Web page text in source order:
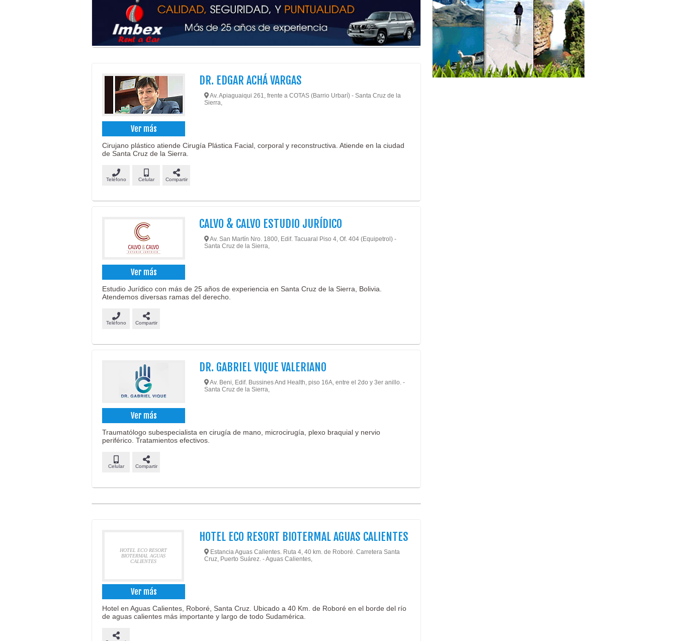
Ver más
DR. EDGAR ACHÁ VARGAS
Av. Apiaguaiqui 261, frente a COTAS (Barrio Urbarí) - Santa Cruz de la
Sierra,
Cirujano plástico atiende Cirugía Plástica Facial, corporal y reconstructiva. Atiende en la ciudad
de Santa Cruz de la Sierra.
Teléfono Celular Compartir
Ver más
CALVO & CALVO ESTUDIO JURÍDICO
Av. San Martín Nro. 1800, Edif. Tacuaral Piso 4, Of. 404 (Equipetrol) -
Santa Cruz de la Sierra,
Estudio Jurídico con más de 25 años de experiencia en Santa Cruz de la Sierra, Bolivia.
Atendemos diversas ramas del derecho.
Teléfono Compartir
Ver más
DR. GABRIEL VIQUE VALERIANO
Av. Beni, Edif. Bussines And Health, piso 16A, entre el 2do y 3er anillo. -
Santa Cruz de la Sierra,
Traumatólogo subespecialista en cirugía de mano, microcirugía, plexo braquial y nervio
periférico. Tratamientos efectivos.
Celular Compartir
HOTEL ECO RESORT
BIOTERMAL AGUAS
CALIENTES
Ver más
HOTEL ECO RESORT BIOTERMAL AGUAS CALIENTES
Estancia Aguas Calientes. Ruta 4, 40 km. de Roboré. Carretera Santa
Cruz, Puerto Suárez. - Aguas Calientes,
Hotel en Aguas Calientes, Roboré, Santa Cruz. Ubicado a 40 Km. de Roboré en el borde del río
de aguas calientes más importante y largo de todo Sudamérica.
Cirugía Plástica
Cirugía Estética
Centros de Estética Corporal
Cirugia Plástica / Estética
Cirugías de Nariz
Cirugía de párpados
Estética Corporal